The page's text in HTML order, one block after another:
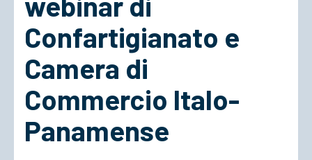
ACCEDI
Confartigianato e
Camera di
Commercio Italo-
Panamense